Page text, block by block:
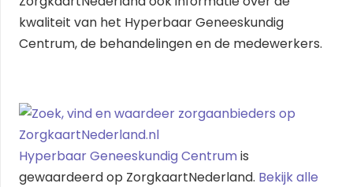
kwaliteit van het Hyperbaar Geneeskundig
Centrum, de behandelingen en de medewerkers.
Hyperbaar Geneeskundig Centrum is
gewaardeerd op ZorgkaartNederland. Bekijk alle